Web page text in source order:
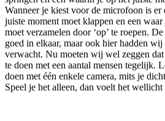
Wanneer je kiest voor de microfoon is er
juiste moment moet klappen en een
moet verzamelen door ‘op’ te roepen.
goed in elkaar, maar ook hier hadden
verwacht. Nu moeten wij wel zeggen
te doen met een aantal mensen tegelijk.
doen met één enkele camera, mits je
Speel je het alleen, dan voelt het